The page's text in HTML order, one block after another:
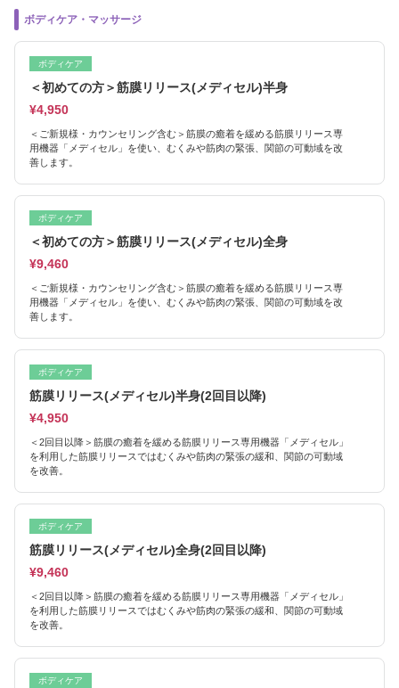
ボディケア・マッサージ
ボディケア
＜初めての方＞筋膜リリース(メディセル)半身
¥4,950
＜ご新規様・カウンセリング含む＞筋膜の癒着を緩める筋膜リリース専
用機器「メディセル」を使い、むくみや筋肉の緊張、関節の可動域を改
善します。
ボディケア
＜初めての方＞筋膜リリース(メディセル)全身
¥9,460
＜ご新規様・カウンセリング含む＞筋膜の癒着を緩める筋膜リリース専
用機器「メディセル」を使い、むくみや筋肉の緊張、関節の可動域を改
善します。
ボディケア
筋膜リリース(メディセル)半身(2回目以降)
¥4,950
＜2回目以降＞筋膜の癒着を緩める筋膜リリース専用機器「メディセル」
を利用した筋膜リリースではむくみや筋肉の緊張の緩和、関節の可動域
を改善。
ボディケア
筋膜リリース(メディセル)全身(2回目以降)
¥9,460
＜2回目以降＞筋膜の癒着を緩める筋膜リリース専用機器「メディセル」
を利用した筋膜リリースではむくみや筋肉の緊張の緩和、関節の可動域
を改善。
ボディケア